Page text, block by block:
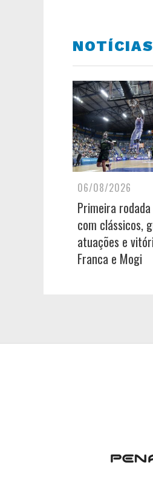
06/08/2026
Primeira
com clássicos,
atuações e
Franca e Mogi